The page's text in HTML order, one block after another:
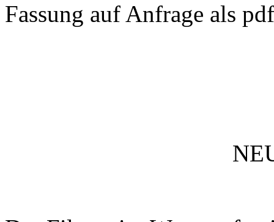
Fassung auf Anfrage als